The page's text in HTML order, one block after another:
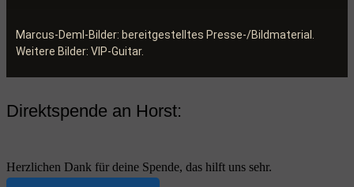
Marcus-Deml-Bilder: bereitgestelltes Presse-/Bildmaterial.
Weitere Bilder: VIP-Guitar.
Direktspende an Horst:
Herzlichen Dank für deine Spende, das hilft uns sehr.